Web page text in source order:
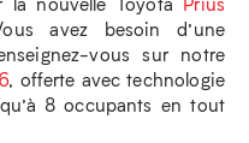
avez besoin d’une
vous sur notre
, offerte avec technologie
8 occupants en tout